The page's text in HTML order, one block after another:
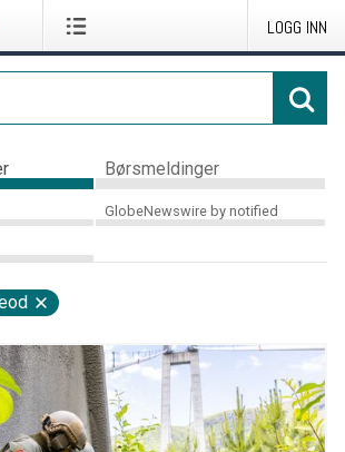
LOGG INN
Børsmeldinger
GlobeNewswire by notified